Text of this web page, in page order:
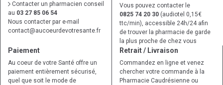
Contacter un pharmacien conseil
au 03 27 85 06 54
Nous contacter par e-mail
contact@aucoeurdevotresante.fr
Vous pouvez contacter le
0825 74 20 30 (audiotel 0,15€
ttc/min), accessible 24h/24 afin
de trouver la pharmacie de garde
la plus proche de chez vous
Paiement
Au coeur de votre Santé offre un
paiement entièrement sécurisé,
quel que soit le mode de
Retrait / Livraison
Commandez en ligne et venez
chercher votre commande à la
Pharmacie Caudrésienne ou